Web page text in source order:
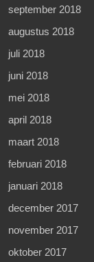
september 2018
augustus 2018
juli 2018
juni 2018
mei 2018
april 2018
maart 2018
februari 2018
januari 2018
december 2017
november 2017
oktober 2017